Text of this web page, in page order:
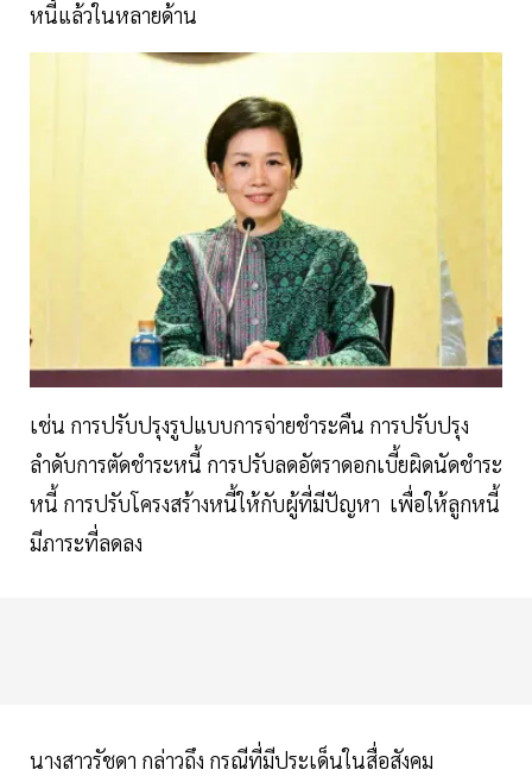
หนี้แล้วในหลายด้าน
เช่น การปรับปรุงรูปแบบการจ่ายชำระคืน การปรับปรุง
ลำดับการตัดชำระหนี้ การปรับลดอัตราดอกเบี้ยผิดนัดชำระ
หนี้ การปรับโครงสร้างหนี้ให้กับผู้ที่มีปัญหา เพื่อให้ลูกหนี้
มีภาระที่ลดลง
นางสาวรัชดา กล่าวถึง กรณีที่มีประเด็นในสื่อสังคม